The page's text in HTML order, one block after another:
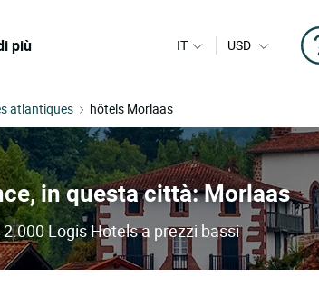
più IT USD
atlantiques hôtels Morlaas
in questa città: Morlaas
Logis Hotels a prezzi bassi